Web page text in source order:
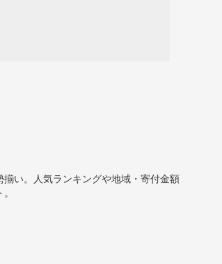
い。人気ランキングや地域・寄付金額